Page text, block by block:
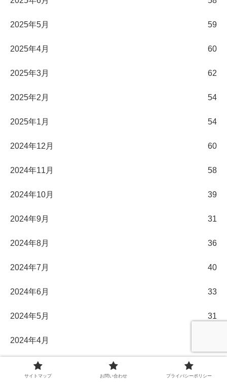
2025年5月 59
2025年4月 60
2025年3月 62
2025年2月 54
2025年1月 54
2024年12月 60
2024年11月 58
2024年10月 39
2024年9月 31
2024年8月 36
2024年7月 40
2024年6月 33
2024年5月 31
2024年4月
2024年3月
サイトマップ お問い合わせ プライバシーポリシー